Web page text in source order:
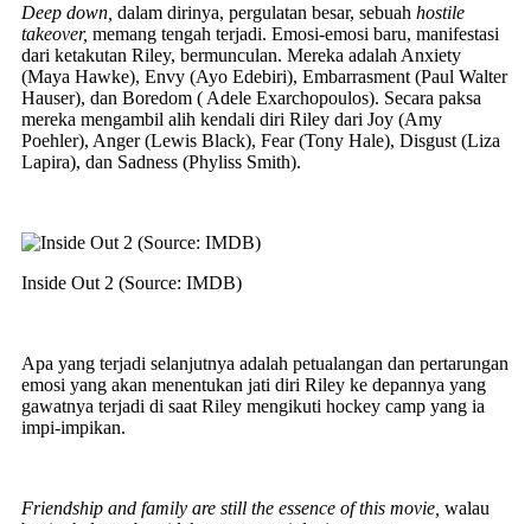
Deep down, dalam dirinya, pergulatan besar, sebuah hostile
takeover, memang tengah terjadi. Emosi-emosi baru, manifestasi
dari ketakutan Riley, bermunculan. Mereka adalah Anxiety
(Maya Hawke), Envy (Ayo Edebiri), Embarrasment (Paul Walter
Hauser), dan Boredom ( Adele Exarchopoulos). Secara paksa
mereka mengambil alih kendali diri Riley dari Joy (Amy
Poehler), Anger (Lewis Black), Fear (Tony Hale), Disgust (Liza
Lapira), dan Sadness (Phyliss Smith).
Inside Out 2 (Source: IMDB)
Apa yang terjadi selanjutnya adalah petualangan dan pertarungan
emosi yang akan menentukan jati diri Riley ke depannya yang
gawatnya terjadi di saat Riley mengikuti hockey camp yang ia
impi-impikan.
Friendship and family are still the essence of this movie, walau